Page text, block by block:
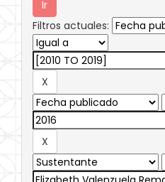
Filtros actuales: